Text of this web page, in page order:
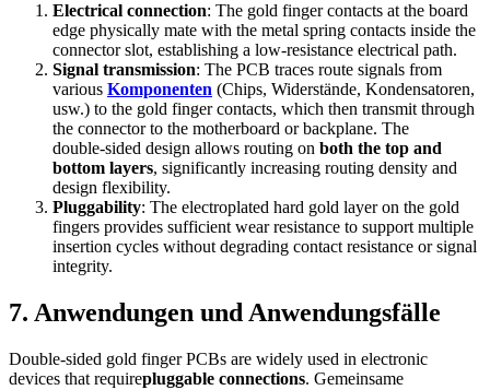
Electrical connection: The gold finger contacts at the board
edge physically mate with the metal spring contacts inside the
connector slot, establishing a low‑resistance electrical path.
Signal transmission: The PCB traces route signals from
various Komponenten (Chips, Widerstände, Kondensatoren,
usw.) to the gold finger contacts, which then transmit through
the connector to the motherboard or backplane. The
double‑sided design allows routing on both the top and
bottom layers, significantly increasing routing density and
design flexibility.
Pluggability: The electroplated hard gold layer on the gold
fingers provides sufficient wear resistance to support multiple
insertion cycles without degrading contact resistance or signal
integrity.
7. Anwendungen und Anwendungsfälle
Double‑sided gold finger PCBs are widely used in electronic
devices that requirepluggable connections. Gemeinsame